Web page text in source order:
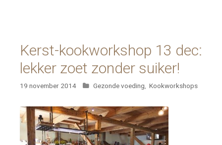
Kerst-kookworkshop 13 dec:
lekker zoet zonder suiker!
19 november 2014 Categorieën
Gezonde voeding, Kookworkshops